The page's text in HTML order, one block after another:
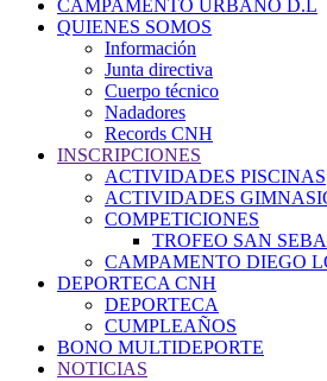
CAMPAMENTO URBANO D.L
QUIENES SOMOS
Información
Junta directiva
Cuerpo técnico
Nadadores
Records CNH
INSCRIPCIONES
ACTIVIDADES PISCINAS
ACTIVIDADES
COMPETICIONES
TROFEO SAN
CAMPAMENTO DIEGO
DEPORTECA CNH
DEPORTECA
CUMPLEAÑOS
BONO MULTIDEPORTE
NOTICIAS